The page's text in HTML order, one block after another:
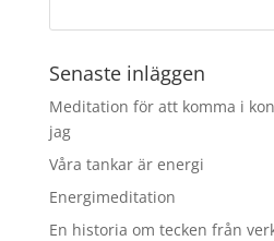
Senaste inläggen
Meditation för att komma i
jag
Våra tankar är energi
Energimeditation
En historia om tecken från